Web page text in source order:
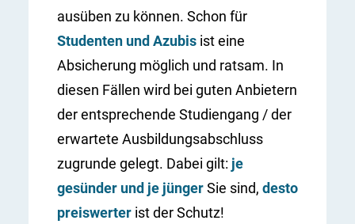
ausüben zu können. Schon für
Studenten und Azubis ist eine
Absicherung möglich und ratsam. In
diesen Fällen wird bei guten Anbietern
der entsprechende Studiengang / der
erwartete Ausbildungsabschluss
zugrunde gelegt. Dabei gilt: je
gesünder und je jüngerSie sind, desto
preiswerter ist der Schutz!